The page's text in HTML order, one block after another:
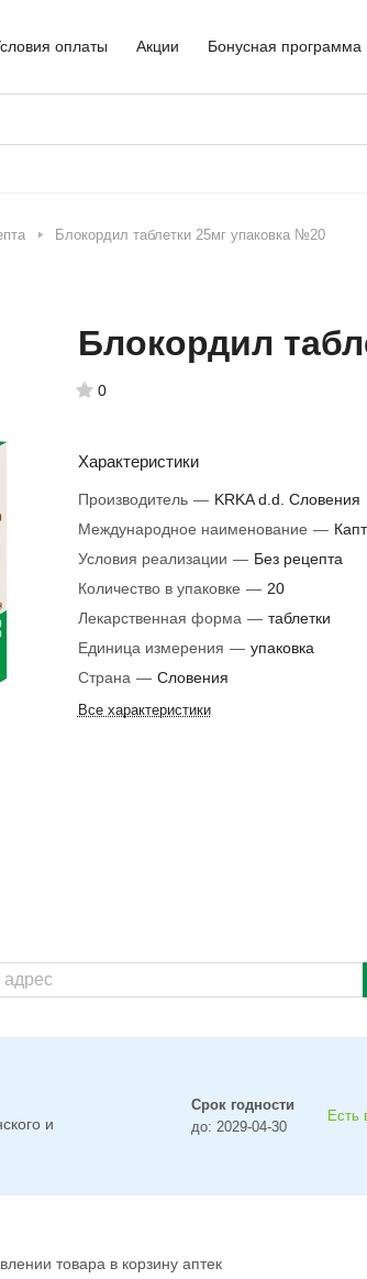
оплаты Акции Бонусная программа
Блокордил таблетки 25мг упаковка №20
Блокордил
0
Характеристики
Производитель — KRKA d.d. Словения
Международное наименование —
Условия реализации — Без рецепта
Количество в упаковке — 20
Лекарственная форма — таблетки
Единица измерения — упаковка
Страна — Словения
Все характеристики
и
Срок годности
до: 2029-04-30
Есть
товара в корзину аптек